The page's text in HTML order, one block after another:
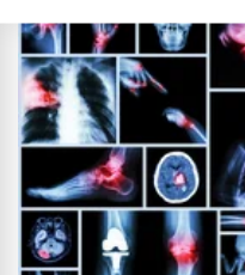
Przechowywanie
dostęp do nich
Wykorzystywanie
wyboru reklam
Tworzenie profili w celu
reklam
Wykorzystanie profili do
spersonalizowanych